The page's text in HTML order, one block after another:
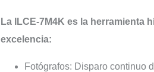
La ILCE-7M4K es la herramienta
excelencia:
Fotógrafos: Disparo continuo